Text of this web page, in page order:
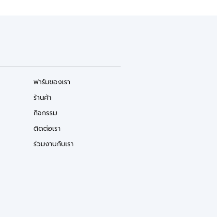
ฟาร์มของเรา
ร้านค้า
กิจกรรม
ติดต่อเรา
ร่วมงานกับเรา